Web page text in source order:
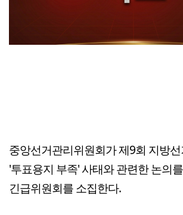
중앙선거관리위원회가 제9회 지방
'투표용지 부족' 사태와 관련한 논의
긴급위원회를 소집한다.